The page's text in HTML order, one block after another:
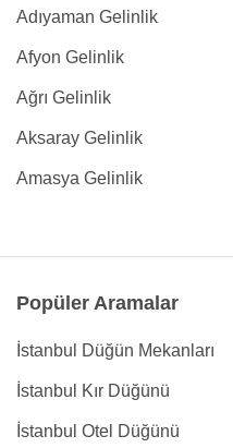
Adıyaman Gelinlik
Afyon Gelinlik
Ağrı Gelinlik
Aksaray Gelinlik
Amasya Gelinlik
Popüler Aramalar
İstanbul Düğün Mekanları
İstanbul Kır Düğünü
İstanbul Otel Düğünü